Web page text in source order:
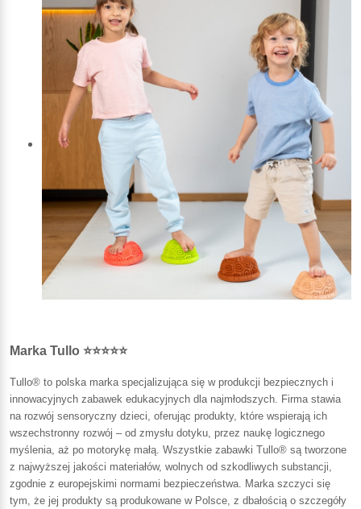
Marka Tullo ⭐⭐⭐⭐⭐
Tullo® to polska marka specjalizująca się w produkcji bezpiecznych i
innowacyjnych zabawek edukacyjnych dla najmłodszych. Firma stawia
na rozwój sensoryczny dzieci, oferując produkty, które wspierają ich
wszechstronny rozwój – od zmysłu dotyku, przez naukę logicznego
myślenia, aż po motorykę małą. Wszystkie zabawki Tullo® są tworzone
z najwyższej jakości materiałów, wolnych od szkodliwych substancji,
zgodnie z europejskimi normami bezpieczeństwa. Marka szczyci się
tym, że jej produkty są produkowane w Polsce, z dbałością o szczegóły